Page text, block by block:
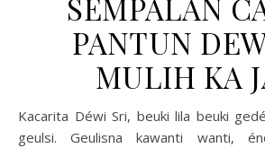
SEMPALAN
PANTUN
MULIH KA
Kacarita Déwi Sri, beuki lila beuki gedé. Beuki gedé beuki
geulsi. Geulisna kawanti wanti,